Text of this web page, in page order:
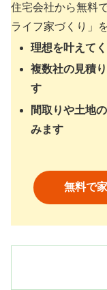
住宅会社から無料
ライフ家づくり」
理想を叶えて
複数社の見積
す
間取りや土地
みます
無料で